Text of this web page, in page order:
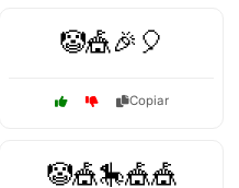
🤡🎪🎉🎈
Copiar
🤡🎪🎠🎪🎪